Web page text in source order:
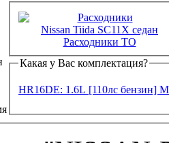
Расходники ТО
Какая у Вас комплектация?
HR16DE: 1.6L [110лс бензин]